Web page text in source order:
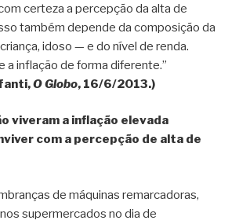
certeza a percepção da alta de
também depende da composição da
idoso — e do nível de renda.
a inflação de forma diferente.”
O Globo, 16/6/2013.)
viveram a inflação elevada
com a percepção de alta de
de máquinas remarcadoras,
supermercados no dia de